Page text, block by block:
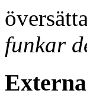
funkar